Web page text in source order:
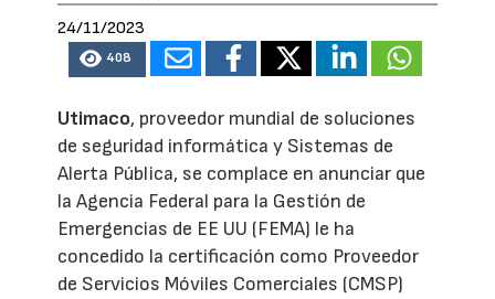
24/11/2023
408
Utimaco, proveedor mundial de soluciones
de seguridad informática y Sistemas de
Alerta Pública, se complace en anunciar que
la Agencia Federal para la Gestión de
Emergencias de EE UU (FEMA) le ha
concedido la certificación como Proveedor
de Servicios Móviles Comerciales (CMSP)